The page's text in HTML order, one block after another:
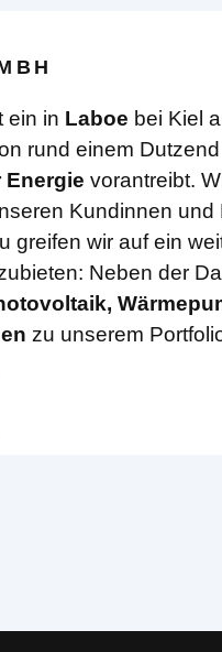
ein in Laboe bei Kiel
rund einem
Energie vorantreibt.
Kundinnen
greifen wir auf ein
Neben der
zu unserem